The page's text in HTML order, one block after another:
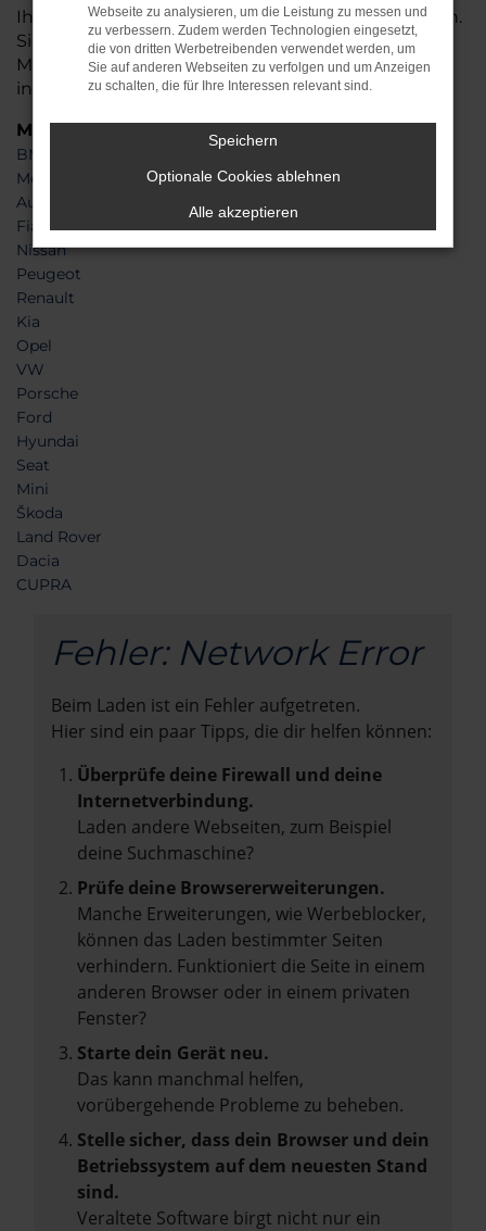
Ihr Fahrzeug mit wenigen Klicks zusammenstellen.
Sie allein bestimmen über die Lackierung,
Motorisierung und Besonderheiten – ganz
individuell.
Marken
BMW
Mercedes-Benz
Audi
Fiat
Nissan
Peugeot
Renault
Kia
Opel
VW
Porsche
Ford
Hyundai
Seat
Mini
Škoda
Land Rover
Dacia
CUPRA
Fehler: Network Error
Beim Laden ist ein Fehler aufgetreten.
Hier sind ein paar Tipps, die dir helfen können:
Überprüfe deine Firewall und deine
Internetverbindung.
Laden andere Webseiten, zum Beispiel
deine Suchmaschine?
Prüfe deine Browsererweiterungen.
Manche Erweiterungen, wie Werbeblocker,
können das Laden bestimmter Seiten
verhindern. Funktioniert die Seite in einem
anderen Browser oder in einem privaten
Fenster?
Starte dein Gerät neu.
Das kann manchmal helfen,
vorübergehende Probleme zu beheben.
Stelle sicher, dass dein Browser und dein
Betriebssystem auf dem neuesten Stand
sind.
Veraltete Software birgt nicht nur ein
Webseite zu analysieren, um die Leistung zu messen und
zu verbessern. Zudem werden Technologien eingesetzt,
die von dritten Werbetreibenden verwendet werden, um
Sie auf anderen Webseiten zu verfolgen und um Anzeigen
zu schalten, die für Ihre Interessen relevant sind.
Speichern
Optionale Cookies ablehnen
Alle akzeptieren